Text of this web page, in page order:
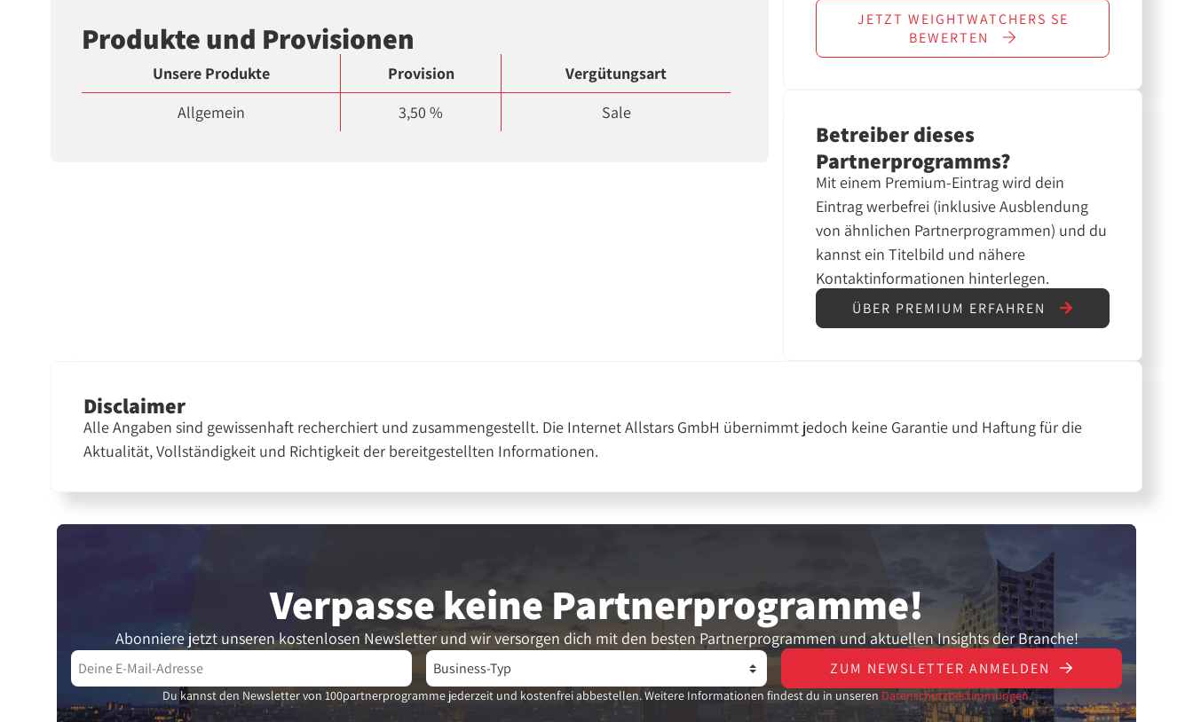
Produkte und Provisionen
Unsere Produkte Provision
Vergütungsart
Allgemein
3,50 % Sale
JETZT WEIGHTWATCHERS SE
BEWERTEN
Betreiber dieses
Partnerprogramms?
Mit einem Premium-Eintrag wird dein
Eintrag werbefrei (inklusive Ausblendung
von ähnlichen Partnerprogrammen) und du
kannst ein Titelbild und nähere
Kontaktinformationen hinterlegen.
ÜBER PREMIUM ERFAHREN
Disclaimer
Alle Angaben sind gewissenhaft recherchiert und zusammengestellt. Die Internet Allstars GmbH übernimmt jedoch keine Garantie und Haftung für die
Aktualität, Vollständigkeit und Richtigkeit der bereitgestellten Informationen.
Verpasse keine Partner­programme!
Abonniere jetzt unseren kostenlosen Newsletter und wir versorgen dich mit den besten Partnerprogrammen und aktuellen Insights der Branche!
ZUM NEWSLETTER ANMELDEN
Du kannst den Newsletter von 100partnerprogramme jederzeit und kostenfrei abbestellen. Weitere Informationen findest du in unseren Datenschutzbestimmungen.